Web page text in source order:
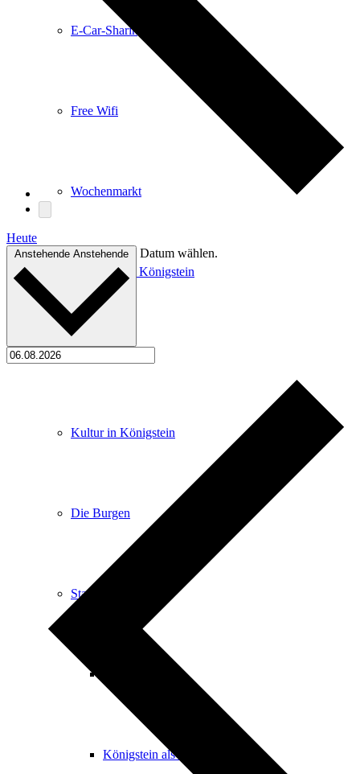
E-Car-Sharing
Free Wifi
Wochenmarkt
Einkaufen in Königstein
Kultur
Kultur in Königstein
Die Burgen
Stadtgeschichte
Königstein als Kurort
Heute
Anstehende Anstehende Datum wählen.